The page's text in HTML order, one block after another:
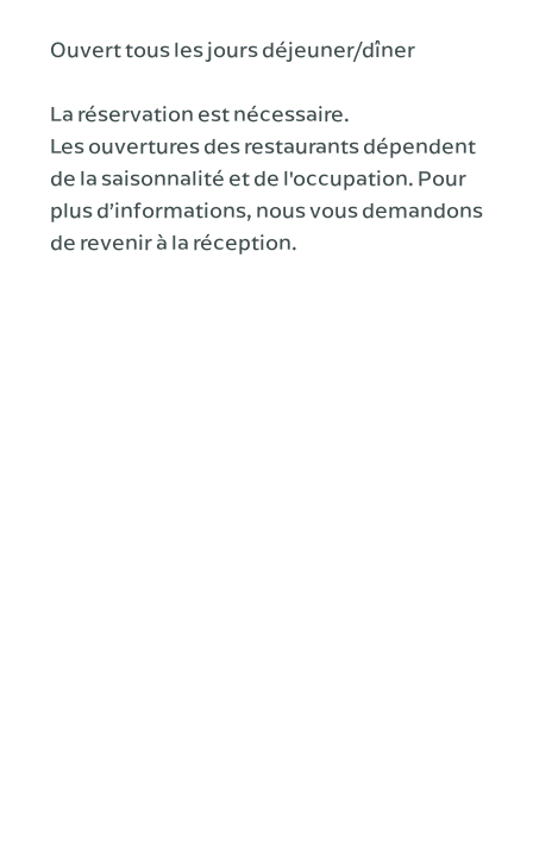
Ouvert tous les jours déjeuner/dîner
La réservation est nécessaire.
Les ouvertures des restaurants dépendent
de la saisonnalité et de l'occupation. Pour
plus d’informations, nous vous demandons
de revenir à la réception.